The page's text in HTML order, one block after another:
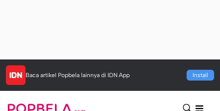
Baca artikel Popbela lainnya di IDN App Install